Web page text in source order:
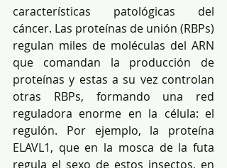
características patológicas del
cáncer. Las proteínas de unión (RBPs)
regulan miles de moléculas del ARN
que comandan la producción de
proteínas y estas a su vez controlan
otras RBPs, formando una red
reguladora enorme en la célula: el
regulón. Por ejemplo, la proteína
ELAVL1, que en la mosca de la futa
regula el sexo de estos insectos, en